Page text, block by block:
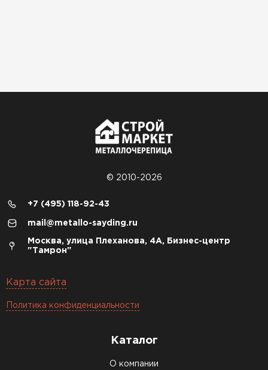
© 2010-2026
+7 (495) 118-92-43
mail@metallo-sayding.ru
Москва, улица Плеханова, 4А, Бизнес-центр
"Тамрон"
Карта сайта
Политика конфиденциальности
Каталог
О компании